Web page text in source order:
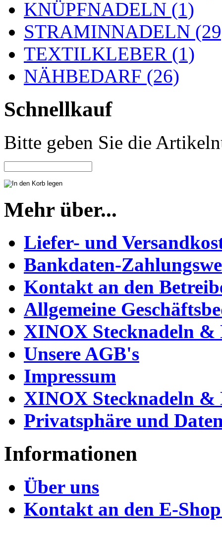
KNÜPFNADELN (1)
STRAMINNADELN
TEXTILKLEBER (1)
NÄHBEDARF (26)
Schnellkauf
Bitte geben Sie die
Mehr über...
Liefer- und
Bankdaten-
Kontakt an den
Allgemeine
XINOX Stecknadeln
Unsere AGB's
Impressum
XINOX Stecknadeln
Privatsphäre und
Informationen
Über uns
Kontakt an den E-